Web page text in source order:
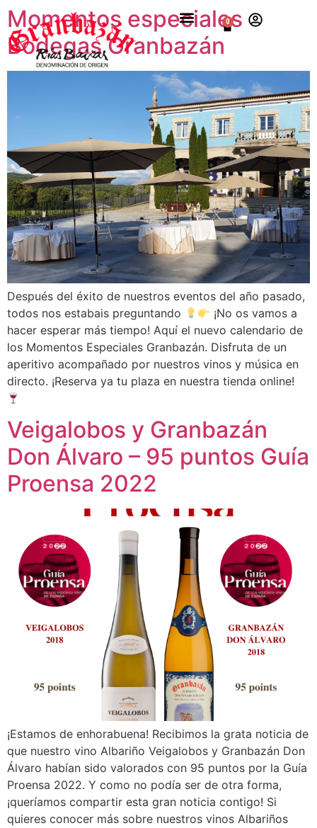
0
Momentos especiales
Bodegas Granbazán
Después del éxito de nuestros eventos del año pasado,
todos nos estabais preguntando
¡No os vamos a
hacer esperar más tiempo! Aquí el nuevo calendario de
los Momentos Especiales Granbazán. Disfruta de un
aperitivo acompañado por nuestros vinos y música en
directo. ¡Reserva ya tu plaza en nuestra tienda online!
Veigalobos y Granbazán
Don Álvaro – 95 puntos Guía
Proensa 2022
¡Estamos de enhorabuena! Recibimos la grata noticia de
que nuestro vino Albariño Veigalobos y Granbazán Don
Álvaro habían sido valorados con 95 puntos por la Guía
Proensa 2022. Y como no podía ser de otra forma,
¡queríamos compartir esta gran noticia contigo! Si
quieres conocer más sobre nuestros vinos Albariños